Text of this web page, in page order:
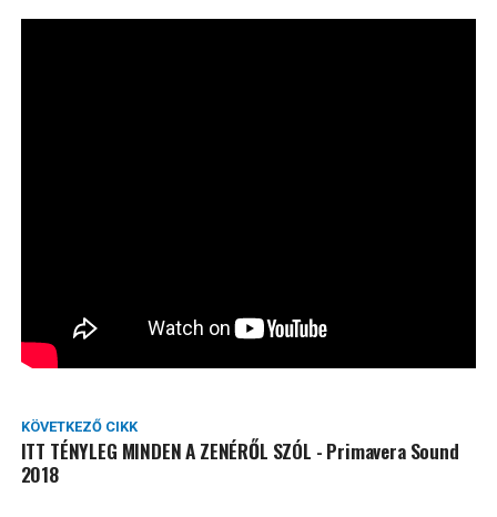
KÖVETKEZŐ CIKK
ITT TÉNYLEG MINDEN A ZENÉRŐL SZÓL - Primavera Sound
2018